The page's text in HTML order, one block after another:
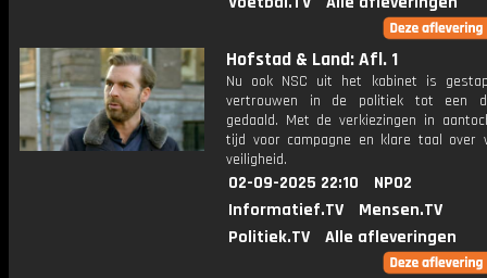
Hofstad & Land: Afl. 1
Nu ook NSC uit het kabinet is
vertrouwen in de politiek tot een
gedaald. Met de verkiezingen in
tijd voor campagne en klare taal over
veiligheid.
02-09-2025 22:10
NPO2
Informatief.TV
Mensen.TV
Politiek.TV
Alle afleveringen